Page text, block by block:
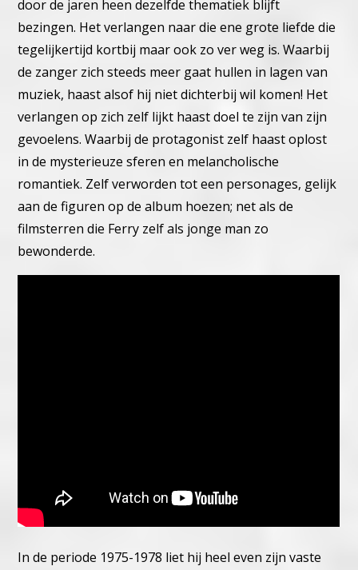
door de jaren heen dezelfde thematiek blijft
bezingen. Het verlangen naar die ene grote liefde die
tegelijkertijd kortbij maar ook zo ver weg is. Waarbij
de zanger zich steeds meer gaat hullen in lagen van
muziek, haast alsof hij niet dichterbij wil komen! Het
verlangen op zich zelf lijkt haast doel te zijn van zijn
gevoelens. Waarbij de protagonist zelf haast oplost
in de mysterieuze sferen en melancholische
romantiek. Zelf verworden tot een personages, gelijk
aan de figuren op de album hoezen; net als de
filmsterren die Ferry zelf als jonge man zo
bewonderde.
In de periode 1975-1978 liet hij heel even zijn vaste